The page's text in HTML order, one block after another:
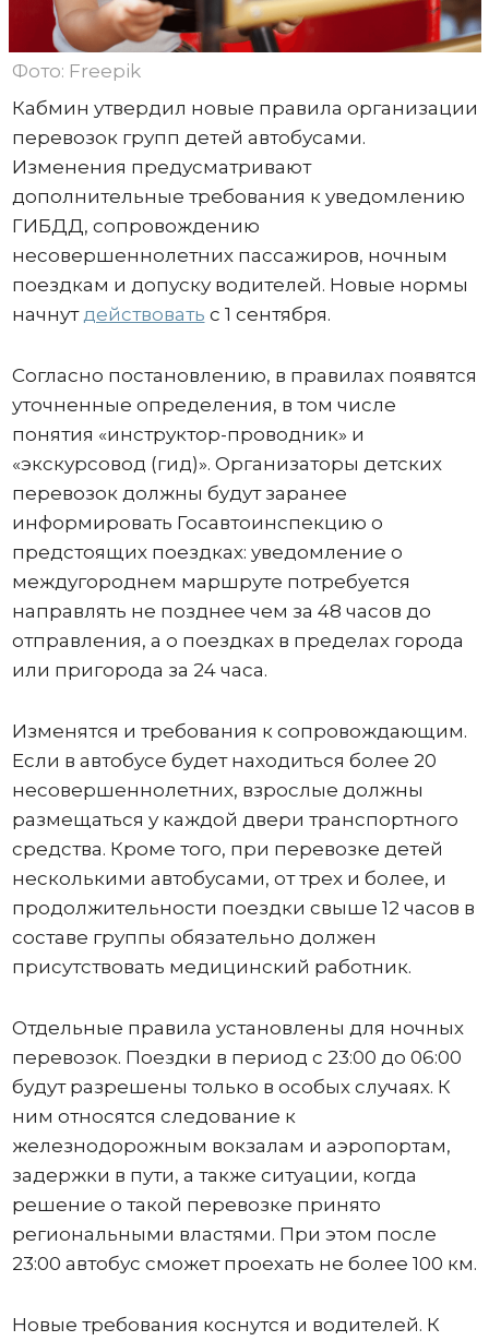
Фото: Freepik
Кабмин утвердил новые правила организации
перевозок групп детей автобусами.
Изменения предусматривают
дополнительные требования к уведомлению
ГИБДД, сопровождению
несовершеннолетних пассажиров, ночным
поездкам и допуску водителей. Новые нормы
начнут действовать с 1 сентября.
Согласно постановлению, в правилах появятся
уточненные определения, в том числе
понятия «инструктор-проводник» и
«экскурсовод (гид)». Организаторы детских
перевозок должны будут заранее
информировать Госавтоинспекцию о
предстоящих поездках: уведомление о
междугороднем маршруте потребуется
направлять не позднее чем за 48 часов до
отправления, а о поездках в пределах города
или пригорода за 24 часа.
Изменятся и требования к сопровождающим.
Если в автобусе будет находиться более 20
несовершеннолетних, взрослые должны
размещаться у каждой двери транспортного
средства. Кроме того, при перевозке детей
несколькими автобусами, от трех и более, и
продолжительности поездки свыше 12 часов в
составе группы обязательно должен
присутствовать медицинский работник.
Отдельные правила установлены для ночных
перевозок. Поездки в период с 23:00 до 06:00
будут разрешены только в особых случаях. К
ним относятся следование к
железнодорожным вокзалам и аэропортам,
задержки в пути, а также ситуации, когда
решение о такой перевозке принято
региональными властями. При этом после
23:00 автобус сможет проехать не более 100 км.
Новые требования коснутся и водителей. К